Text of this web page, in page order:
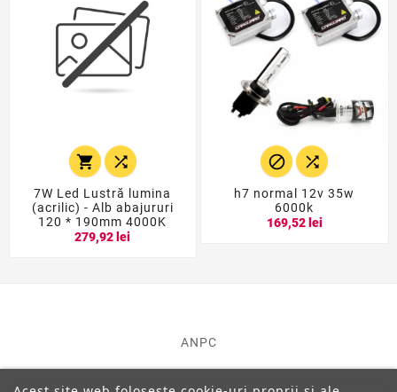
 
7W Led Lustră lumina
(acrilic) - Alb abajururi
120 * 190mm 4000K
279,92 lei
 
h7 normal 12v 35w
6000k
169,52 lei
ANPC